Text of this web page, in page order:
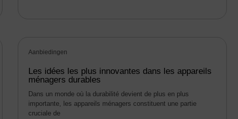
Aanbiedingen
Les idées les plus innovantes dans les appareils
ménagers durables
Dans un monde où la durabilité devient de plus en plus
importante, les appareils ménagers constituent une partie
cruciale de